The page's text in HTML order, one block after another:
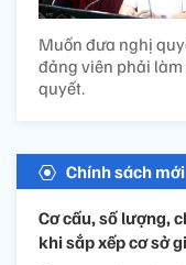
Muốn đưa nghị
đảng viên phải
quyết.
Chính sách mới
Cơ cấu, số lượng,
khi sắp xếp cơ sở